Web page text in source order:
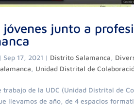
jóvenes junto a
| Sep 17, 2021 | Distrito Salamanca
Unidad Distrital de
trabajo de la UDC (Unidad Distrital de
llevamos de año, de 4 espacios